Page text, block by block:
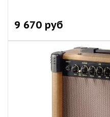
9 670 руб